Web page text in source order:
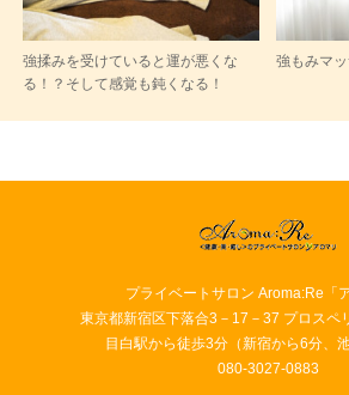
強揉みを受けていると運が悪くな
る！？そして感覚も鈍くなる！
強もみマ
プライベートサロン Aroma:Re「
東京都新宿区下落合3－17－37 プロスペ
目白駅から徒歩3分（新宿から6分、
080-3027-0883